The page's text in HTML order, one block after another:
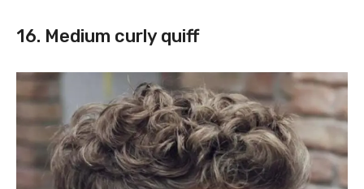
16. Medium curly quiff